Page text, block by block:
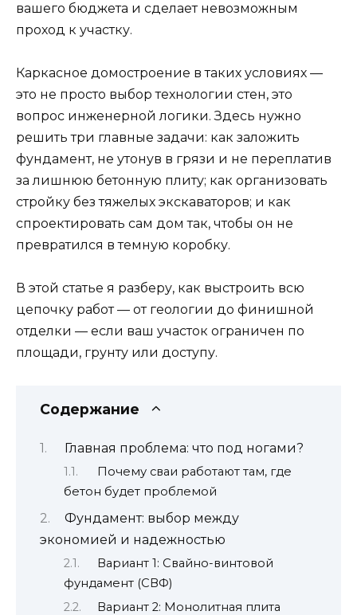
вашего бюджета и сделает невозможным
проход к участку.
Каркасное домостроение в таких условиях —
это не просто выбор технологии стен, это
вопрос инженерной логики. Здесь нужно
решить три главные задачи: как заложить
фундамент, не утонув в грязи и не переплатив
за лишнюю бетонную плиту; как организовать
стройку без тяжелых экскаваторов; и как
спроектировать сам дом так, чтобы он не
превратился в темную коробку.
В этой статье я разберу, как выстроить всю
цепочку работ — от геологии до финишной
отделки — если ваш участок ограничен по
площади, грунту или доступу.
Содержание
Главная проблема: что под ногами?
Почему сваи работают там, где
бетон будет проблемой
Фундамент: выбор между
экономией и надежностью
Вариант 1: Свайно-винтовой
фундамент (СВФ)
Вариант 2: Монолитная плита